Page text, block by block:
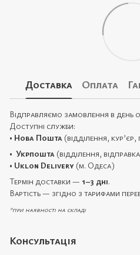
Доставка Оплата
Відправляємо замовлення в день
Доступні служби:
• Нова Пошта (відділення,
• Укрпошта (відділення,
• Uklon Delivery (м. Одеса)
Термін доставки — 1–3 дні.
Вартість — згідно з тарифами
*при наявності на складі
Консультація